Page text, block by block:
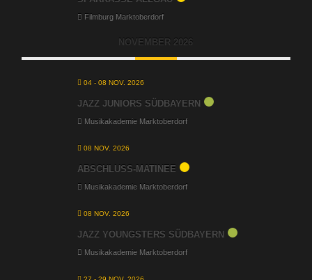
Filmburg Marktoberdorf
NOVEMBER 2026
04 - 08 NOV. 2026
JAZZ JUNIORS SÜDBAYERN
Musikakademie Marktoberdorf
08 NOV. 2026
ABSCHLUSS-MATINEE
Musikakademie Marktoberdorf
08 NOV. 2026
JAZZ YOUNGSTERS SÜDBAYERN
Musikakademie Marktoberdorf